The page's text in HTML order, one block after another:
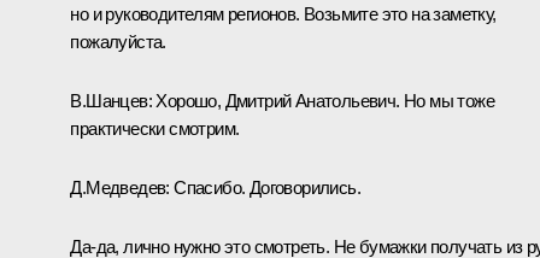
но и руководителям регионов. Возьмите это на заметку,
пожалуйста.
В.Шанцев: Хорошо, Дмитрий Анатольевич. Но мы тоже
практически смотрим.
Д.Медведев: Спасибо. Договорились.
Да-да, лично нужно это смотреть. Не бумажки получать из